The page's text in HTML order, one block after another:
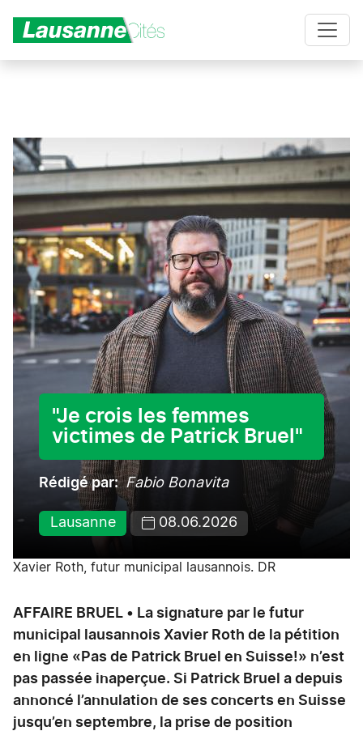
"Je crois les femmes
victimes de Patrick Bruel"
Rédigé par Fabio Bonavita
Lausanne 08.06.2026
Xavier Roth, futur municipal lausannois. DR
AFFAIRE BRUEL • La signature par le futur
municipal lausannois Xavier Roth de la pétition
en ligne «Pas de Patrick Bruel en Suisse!» n’est
pas passée inaperçue. Si Patrick Bruel a depuis
annoncé l’annulation de ses concerts en Suisse
jusqu’en septembre, la prise de position